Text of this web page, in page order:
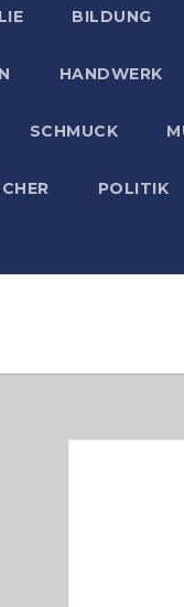
BILDUNG
HANDWERK
SCHMUCK
POLITIK